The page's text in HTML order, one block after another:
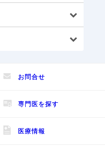
お問合せ
専門医を探す
医療情報